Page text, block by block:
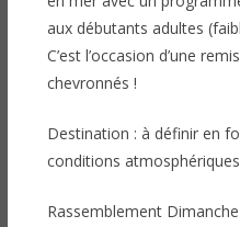
aux débutants adultes
C’est l’occasion d’une
chevronnés !
Destination : à définir en
conditions
Rassemblement